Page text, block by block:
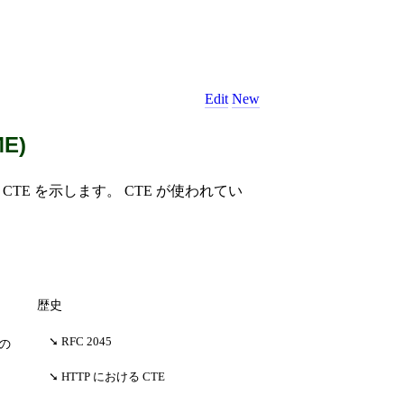
Edit New
を示します。 CTE が使われてい
歴史
RFC 2045
HTTP における CTE